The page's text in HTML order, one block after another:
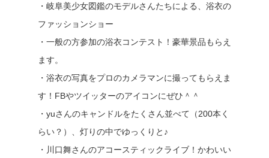
・岐阜美少女図鑑のモデルさんたちによる、浴衣の
ファッションショー
・一般の方参加の浴衣コンテスト！豪華景品もらえ
ます。
・浴衣の写真をプロのカメラマンに撮ってもらえま
す！FBやツイッターのアイコンにぜひ＾＾
・yuさんのキャンドルをたくさん並べて（200本く
らい？）、灯りの中でゆっくりと♪
・川口舞さんのアコースティックライブ！かわいい